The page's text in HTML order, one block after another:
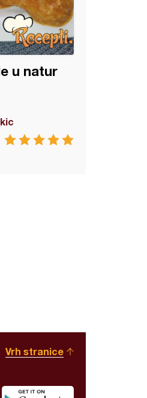
u natur
Vrh stranice